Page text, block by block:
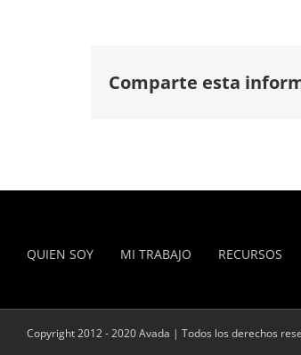
Comparte esta
QUIEN SOY MI TRABAJO RECURSOS
Copyright 2012 - 2020 Avada | Todos los derechos